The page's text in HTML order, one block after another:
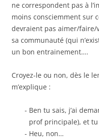
ne correspondent pas à
moins consciemment sur
devraient pas aimer/faire/
sa communauté (qui
un bon entrainement….
Croyez-le ou non, dès le
m’explique :
Ben tu sais, j’ai
prof principale), et tu
Heu, non…